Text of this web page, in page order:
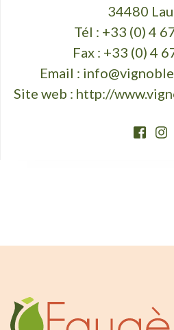
34480
Tél : +33 (0) 4
Fax : +33 (0) 4
Email :
Site web : http://